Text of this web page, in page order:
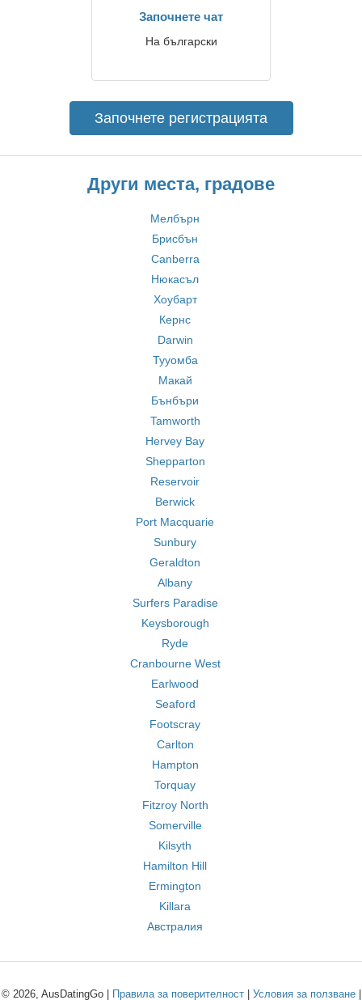
Започнете чат
На български
Започнете регистрацията
Други места, градове
Мелбърн
Брисбън
Canberra
Нюкасъл
Хоубарт
Кернс
Darwin
Тууомба
Макай
Бънбъри
Tamworth
Hervey Bay
Shepparton
Reservoir
Berwick
Port Macquarie
Sunbury
Geraldton
Albany
Surfers Paradise
Keysborough
Ryde
Cranbourne West
Earlwood
Seaford
Footscray
Carlton
Hampton
Torquay
Fitzroy North
Somerville
Kilsyth
Hamilton Hill
Ermington
Killara
Австралия
© 2026, AusDatingGo | Правила за поверителност| Условия за ползване|